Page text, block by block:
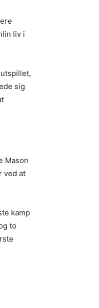
liv i
sig
Mason
ved at
kamp
to